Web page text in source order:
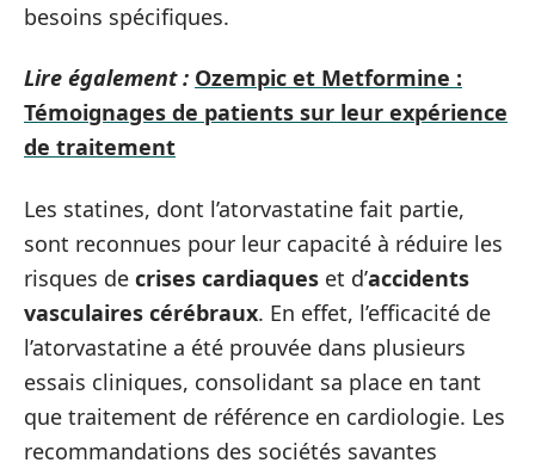
besoins spécifiques.
Lire également : Ozempic et Metformine :
Témoignages de patients sur leur expérience
de traitement
Les statines, dont l’atorvastatine fait partie,
sont reconnues pour leur capacité à réduire les
risques de crises cardiaques et d’accidents
vasculaires cérébraux. En effet, l’efficacité de
l’atorvastatine a été prouvée dans plusieurs
essais cliniques, consolidant sa place en tant
que traitement de référence en cardiologie. Les
recommandations des sociétés savantes